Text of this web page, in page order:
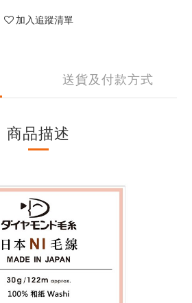
加入追蹤清單
送貨及付款方式
商品描述